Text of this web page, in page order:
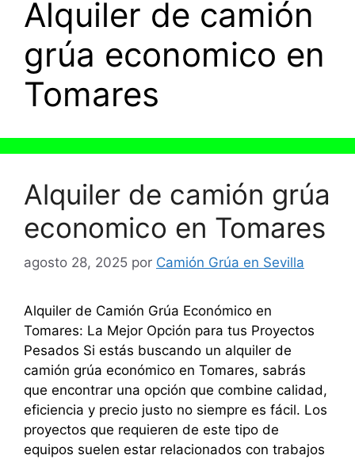
Alquiler de camión
grúa economico en
Tomares
Alquiler de camión grúa
economico en Tomares
agosto 28, 2025 por Camión Grúa en Sevilla
Alquiler de Camión Grúa Económico en
Tomares: La Mejor Opción para tus Proyectos
Pesados Si estás buscando un alquiler de
camión grúa económico en Tomares, sabrás
que encontrar una opción que combine calidad,
eficiencia y precio justo no siempre es fácil. Los
proyectos que requieren de este tipo de
equipos suelen estar relacionados con trabajos